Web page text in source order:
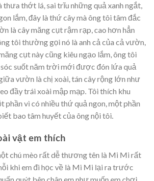
thớt lá, sai trĩu những quả xanh ngắt,
lắm, đây là thứ cây mà ông tôi tâm đắc
là cây măng cụt rậm rạp, cao hơn hẳn
tôi thường gọi nó là anh cả của cả vườn,
cụt này cũng kiêu ngạo lắm, ông tôi
suốt năm trời mới được đón lứa quả
vườn là chị xoài, tán cây rộng lớn như
đầy trái xoài mập mạp. Tôi thích khu
phần vì có nhiều thứ quả ngon, một phần
bao tâm huyết của ông nội tôi.
vật em thích
chú mèo rất dễ thương tên là Mi Mi rất
khi em đi học về là Mi Mi lại ra trước
quýt bên chân em như muốn em chơi